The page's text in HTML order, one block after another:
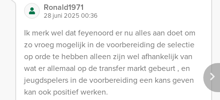
Ronald1971
28 juni 2025 00:36
Ik merk wel dat feyenoord er nu alles aan doet om
zo vroeg mogelijk in de voorbereiding de selectie
op orde te hebben alleen zijn wel afhankelijk van
wat er allemaal op de transfer markt gebeurt , en
jeugdspelers in de voorbereiding een kans geven
kan ook positief werken.